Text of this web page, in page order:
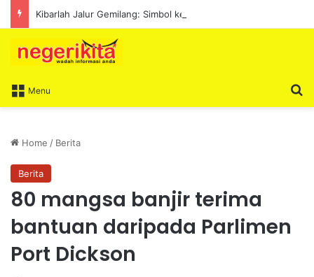
Menu
Home / Berita
Berita
80 mangsa banjir terima
bantuan daripada Parlimen
Port Dickson